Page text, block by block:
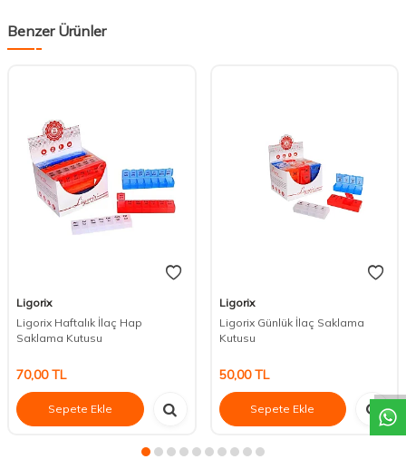
Benzer Ürünler
Ligorix
Ligorix Haftalık İlaç Hap
Saklama Kutusu
70,00TL
Sepete Ekle
Ligorix
Ligorix Günlük İlaç Saklama
Kutusu
50,00TL
Sepete Ekle